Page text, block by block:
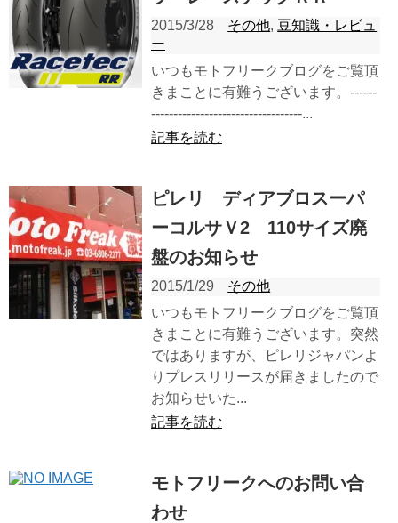
2015/3/28 その他, 豆知識・レビュ
ー
いつもモトフリークブログをご覧頂
きまことに有難うございます。------
----------------------------------...
記事を読む
ピレリ ディアブロスーパ
ーコルサＶ2 110サイズ廃
盤のお知らせ
2015/1/29
その他
いつもモトフリークブログをご覧頂
きまことに有難うございます。突然
ではありますが、ピレリジャパンよ
りプレスリリースが届きましたので
お知らせいた...
記事を読む
モトフリークへのお問い合
わせ